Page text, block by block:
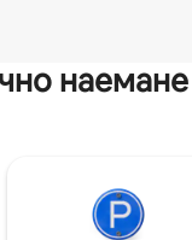
наемане